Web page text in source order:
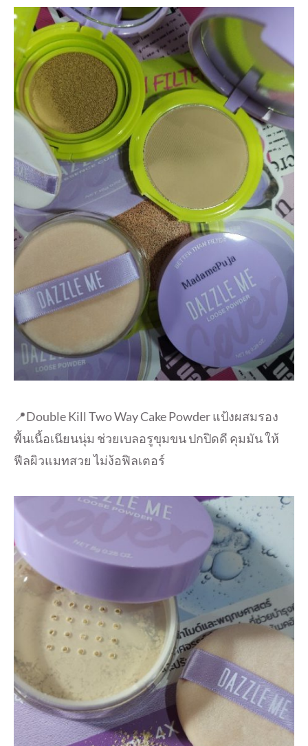
📍Double Kill Two Way Cake Powder แป้งผสมรอง
พื้นเนื้อเนียนนุ่ม ช่วยเบลอรูขุมขน ปกปิดดี คุมมัน ให้
ฟีลผิวแมทสวย ไม่ง้อฟิลเตอร์